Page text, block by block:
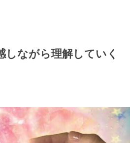
しながら理解していく